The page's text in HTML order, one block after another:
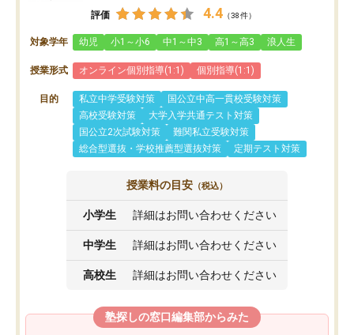
評価 4.4 （38件）
対象学年 幼児 小1～小6 中1～中3 高1～高3 浪人生
授業形式 オンライン個別指導(1:1) 個別指導(1:1)
目的 私立中学受験対策
国公立中高一貫校受験対策
高校受験対策
大学入学共通テスト対策
国公立2次試験対策
難関私立受験対策
総合型選抜・学校推薦型選抜対策
定期テスト対策
授業料の目安 （税込）
小学生 詳細はお問い合わせください
中学生 詳細はお問い合わせください
高校生 詳細はお問い合わせください
塾探しの窓口編集部からみた